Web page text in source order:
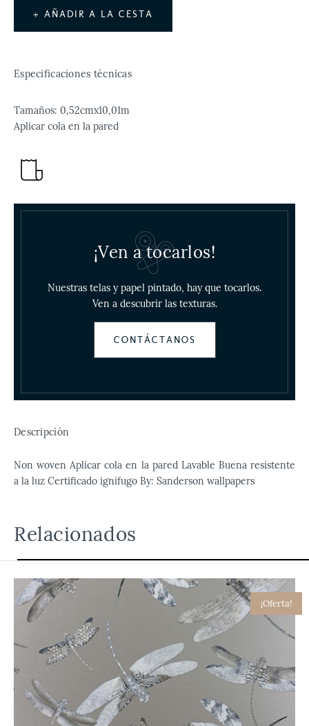
+ AÑADIR A LA CESTA
Especificaciones técnicas
Tamaños: 0,52cmx10,01m
Aplicar cola en la pared
¡Ven a tocarlos!
Nuestras telas y papel pintado, hay que tocarlos.
Ven a descubrir las texturas.
CONTÁCTANOS
Descripción
Non woven Aplicar cola en la pared Lavable Buena resistente
a la luz Certificado ignifugo By: Sanderson wallpapers
Relacionados
¡Oferta!